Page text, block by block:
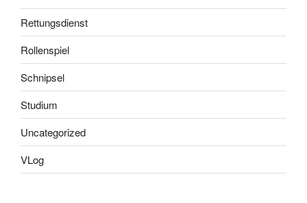
Rettungsdienst
Rollenspiel
Schnipsel
Studium
Uncategorized
VLog